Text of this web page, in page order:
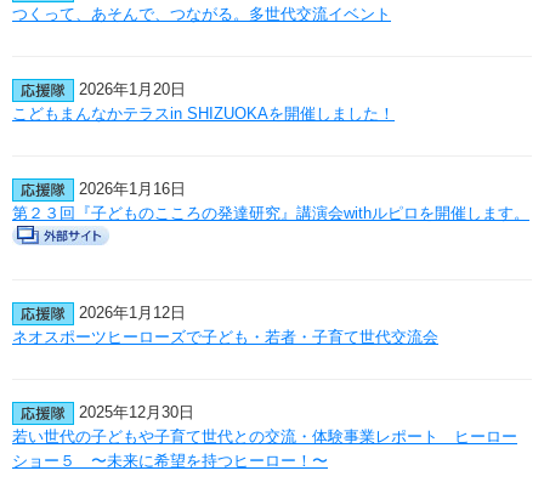
つくって、あそんで、つながる。多世代交流イベント
2026年1月20日
こどもまんなかテラスin SHIZUOKAを開催しました！
2026年1月16日
第２３回『子どものこころの発達研究』講演会withルピロを開催します。
2026年1月12日
ネオスポーツヒーローズで子ども・若者・子育て世代交流会
2025年12月30日
若い世代の子どもや子育て世代との交流・体験事業レポート ヒーロー
ショー５ 〜未来に希望を持つヒーロー！〜